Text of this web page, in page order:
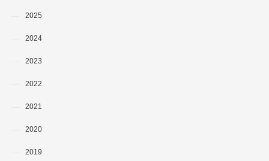
2025
2024
2023
2022
2021
2020
2019